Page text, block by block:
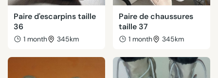
Paire d'escarpins taille
36
1 month 345km
Paire de chaussures
taille 37
1 month 345km